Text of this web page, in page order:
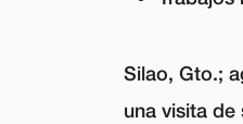
Silao, Gto.;
una visita